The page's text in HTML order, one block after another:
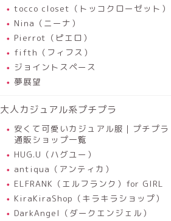
tocco closet（トッコクローゼット）
Nina（ニーナ）
Pierrot（ピエロ）
fifth（フィフス）
ジョイントスペース
夢展望
大人カジュアル系プチプラ
安くて可愛いカジュアル服｜プチプラ
通販ショップ一覧
HUG.U（ハグユー）
antiqua（アンティカ）
ELFRANK（エルフランク）for GIRL
KiraKiraShop（キラキラショップ）
DarkAngel（ダークエンジェル）